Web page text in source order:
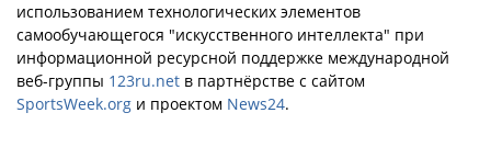
использованием технологических элементов
самообучающегося "искусственного интеллекта" при
информационной ресурсной поддержке международной
веб-группы 123ru.net в партнёрстве с сайтом
SportsWeek.org и проектом News24.